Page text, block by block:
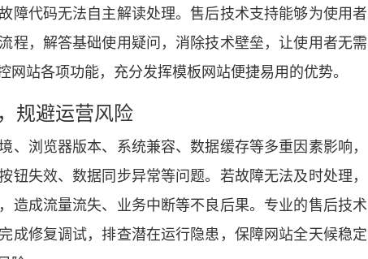
障代码无法自主解读处理。售后技术支持能够为使用者
程，解答基础使用疑问，消除技术壁垒，让使用者无需
站各项功能，充分发挥模板网站便捷易用的优势。
规避运营风险
、浏览器版本、系统兼容、数据缓存等多重因素影响，
钮失效、数据同步异常等问题。若故障无法及时处理，
造成流量流失、业务中断等不良后果。专业的售后技术
成修复调试，排查潜在运行隐患，保障网站全天候稳定